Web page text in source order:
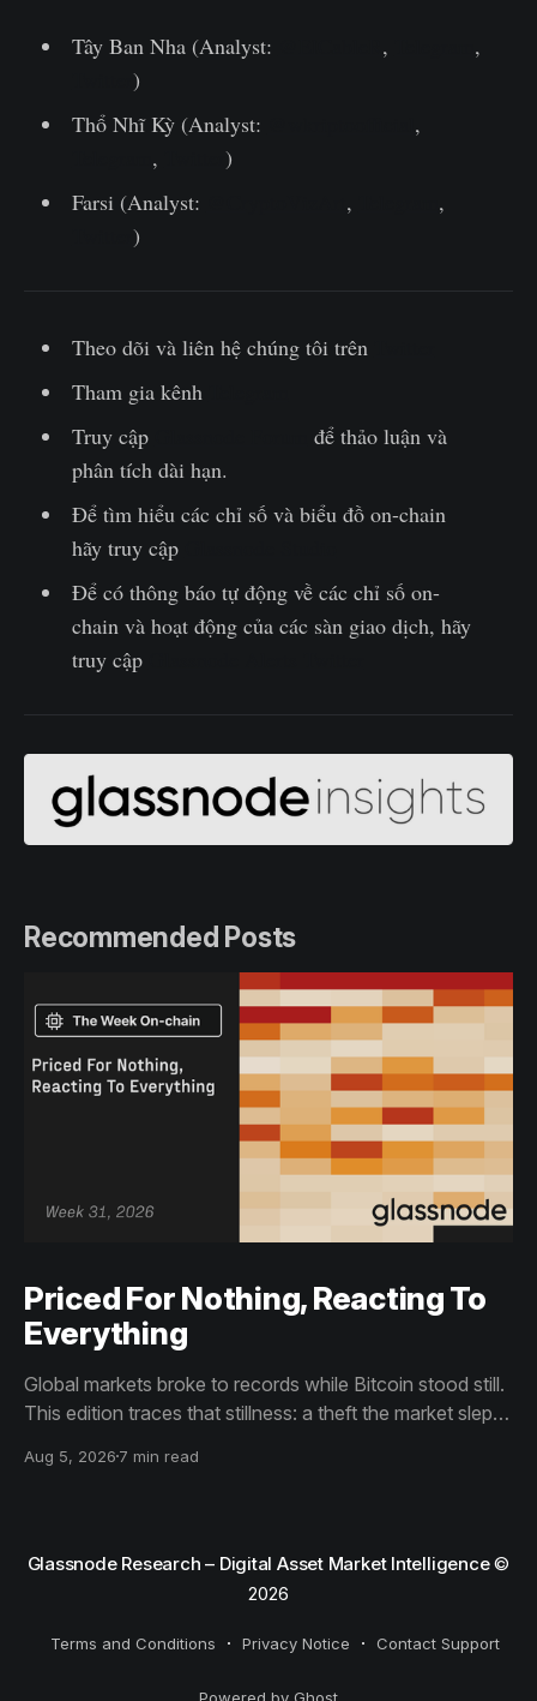
Tây Ban Nha (Analyst: ,
,
)
Thổ Nhĩ Kỳ (Analyst:
,
,
)
Farsi (Analyst:
,
,
)
Theo dõi và liên hệ chúng tôi trên
Tham gia kênh
Truy cập
để thảo luận và
phân tích dài hạn.
Để tìm hiểu các chỉ số và biểu đồ on-chain
hãy truy cập
Để có thông báo tự động về các chỉ số on-
chain và hoạt động của các sàn giao dịch, hãy
truy cập
Recommended Posts
Priced For Nothing, Reacting To
Everything
Global markets broke to records while Bitcoin stood still.
This edition traces that stillness: a theft the market slept
than capitulation, and an options market priced for
Aug 5, 2026 7 min read
Glassnode Research – Digital Asset Market Intelligence©
2026
Terms and Conditions Privacy Notice Contact Support